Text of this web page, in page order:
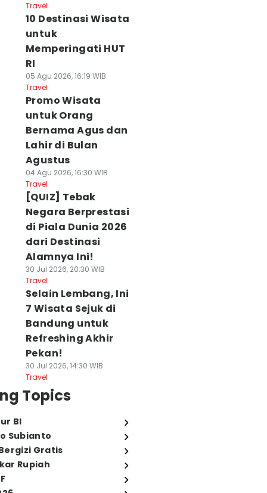
Travel
10 Destinasi Wisata
untuk
Memperingati HUT
RI
05 Agu 2026, 16:19 WIB
Travel
Promo Wisata
untuk Orang
Bernama Agus dan
Lahir di Bulan
Agustus
04 Agu 2026, 16:30 WIB
Travel
[QUIZ] Tebak
Negara Berprestasi
di Piala Dunia 2026
dari Destinasi
Alamnya Ini!
30 Jul 2026, 20:30 WIB
Travel
Selain Lembang, Ini
7 Wisata Sejuk di
Bandung untuk
Refreshing Akhir
Pekan!
30 Jul 2026, 14:30 WIB
Travel
Topics
BI
Subianto
Gratis
Rupiah